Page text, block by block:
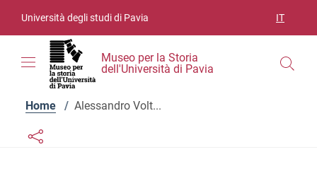
Università degli studi di Pavia IT
Museo per la Storia
dell'Università di Pavia
Home / Alessandro Volt...
Links condivisione social
Bottone condivisione social